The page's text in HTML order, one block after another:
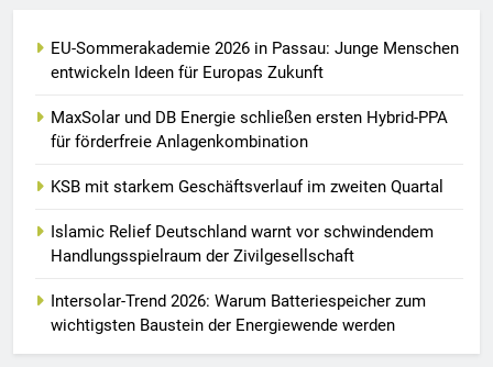
EU-Sommerakademie 2026 in Passau: Junge Menschen
entwickeln Ideen für Europas Zukunft
MaxSolar und DB Energie schließen ersten Hybrid-PPA
für förderfreie Anlagenkombination
KSB mit starkem Geschäftsverlauf im zweiten Quartal
Islamic Relief Deutschland warnt vor schwindendem
Handlungsspielraum der Zivilgesellschaft
Intersolar-Trend 2026: Warum Batteriespeicher zum
wichtigsten Baustein der Energiewende werden